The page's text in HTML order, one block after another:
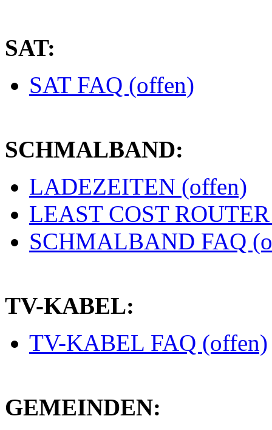
SAT:
SAT FAQ (offen)
SCHMALBAND:
LADEZEITEN (offen)
LEAST COST
SCHMALBAND FAQ
TV-KABEL:
TV-KABEL FAQ (offen)
GEMEINDEN: